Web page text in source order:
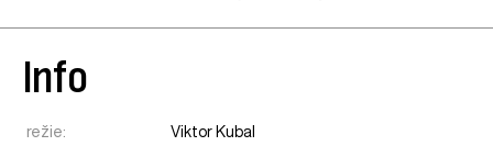
Info
režie:
Viktor Kubal